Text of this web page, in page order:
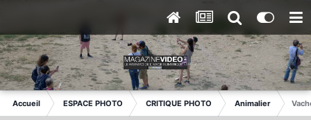
Accueil ESPACE PHOTO CRITIQUE PHOTO Animalier